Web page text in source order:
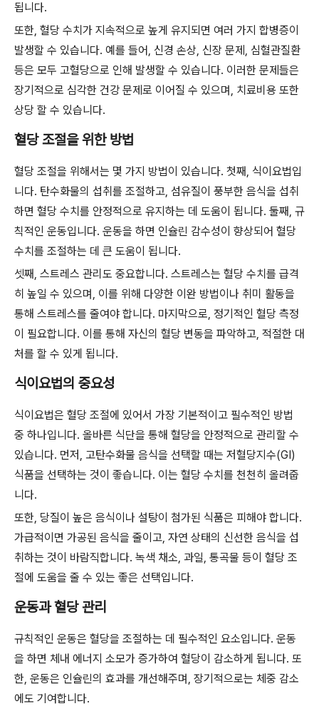
됩니다.
또한, 혈당 수치가 지속적으로 높게 유지되면 여러 가지 합병증이
발생할 수 있습니다. 예를 들어, 신경 손상, 신장 문제, 심혈관질환
등은 모두 고혈당으로 인해 발생할 수 있습니다. 이러한 문제들은
장기적으로 심각한 건강 문제로 이어질 수 있으며, 치료비용 또한
상당 할 수 있습니다.
혈당 조절을 위한 방법
혈당 조절을 위해서는 몇 가지 방법이 있습니다. 첫째, 식이요법입
니다. 탄수화물의 섭취를 조절하고, 섬유질이 풍부한 음식을 섭취
하면 혈당 수치를 안정적으로 유지하는 데 도움이 됩니다. 둘째, 규
칙적인 운동입니다. 운동을 하면 인슐린 감수성이 향상되어 혈당
수치를 조절하는 데 큰 도움이 됩니다.
셋째, 스트레스 관리도 중요합니다. 스트레스는 혈당 수치를 급격
히 높일 수 있으며, 이를 위해 다양한 이완 방법이나 취미 활동을
통해 스트레스를 줄여야 합니다. 마지막으로, 정기적인 혈당 측정
이 필요합니다. 이를 통해 자신의 혈당 변동을 파악하고, 적절한 대
처를 할 수 있게 됩니다.
식이요법의 중요성
식이요법은 혈당 조절에 있어서 가장 기본적이고 필수적인 방법
중 하나입니다. 올바른 식단을 통해 혈당을 안정적으로 관리할 수
있습니다. 먼저, 고탄수화물 음식을 선택할 때는 저혈당지수(GI)
식품을 선택하는 것이 좋습니다. 이는 혈당 수치를 천천히 올려줍
니다.
또한, 당질이 높은 음식이나 설탕이 첨가된 식품은 피해야 합니다.
가급적이면 가공된 음식을 줄이고, 자연 상태의 신선한 음식을 섭
취하는 것이 바람직합니다. 녹색 채소, 과일, 통곡물 등이 혈당 조
절에 도움을 줄 수 있는 좋은 선택입니다.
운동과 혈당 관리
규칙적인 운동은 혈당을 조절하는 데 필수적인 요소입니다. 운동
을 하면 체내 에너지 소모가 증가하여 혈당이 감소하게 됩니다. 또
한, 운동은 인슐린의 효과를 개선해주며, 장기적으로는 체중 감소
에도 기여합니다.